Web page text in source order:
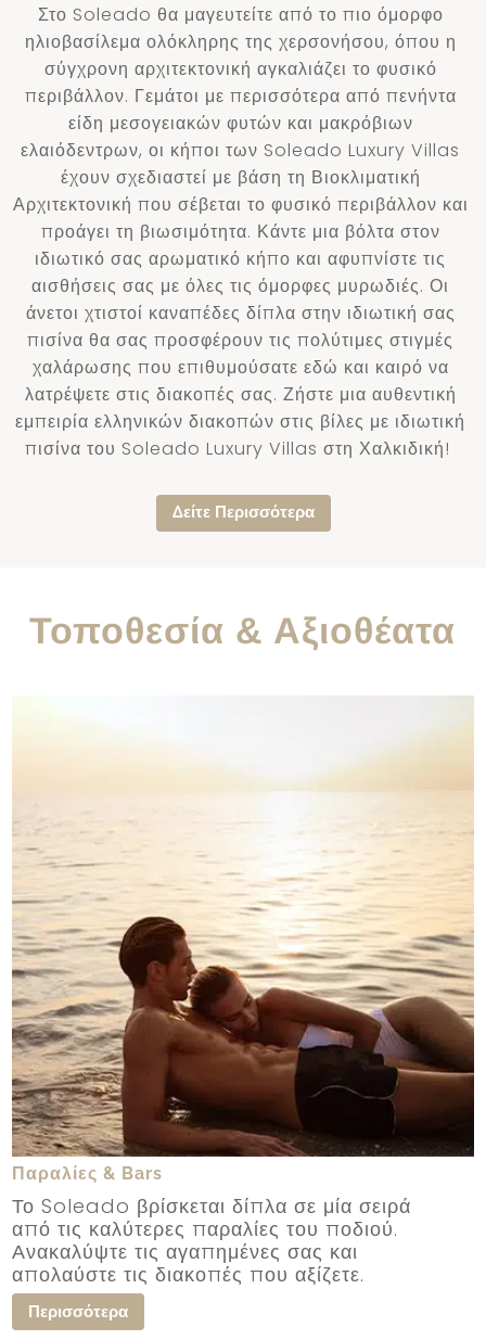
Στο Soleado θα μαγευτείτε από το πιο όμορφο
ηλιοβασίλεμα ολόκληρης της χερσονήσου, όπου η
σύγχρονη αρχιτεκτονική αγκαλιάζει το φυσικό
περιβάλλον. Γεμάτοι με περισσότερα από πενήντα
είδη μεσογειακών φυτών και μακρόβιων
ελαιόδεντρων, οι κήποι των Soleado Luxury Villas
έχουν σχεδιαστεί με βάση τη Βιοκλιματική
Αρχιτεκτονική που σέβεται το φυσικό περιβάλλον και
προάγει τη βιωσιμότητα. Κάντε μια βόλτα στον
ιδιωτικό σας αρωματικό κήπο και αφυπνίστε τις
αισθήσεις σας με όλες τις όμορφες μυρωδιές. Οι
άνετοι χτιστοί καναπέδες δίπλα στην ιδιωτική σας
πισίνα θα σας προσφέρουν τις πολύτιμες στιγμές
χαλάρωσης που επιθυμούσατε εδώ και καιρό να
λατρέψετε στις διακοπές σας. Ζήστε μια αυθεντική
εμπειρία ελληνικών διακοπών στις βίλες με ιδιωτική
πισίνα του Soleado Luxury Villas στη Χαλκιδική!
Δείτε Περισσότερα
Τοποθεσία & Αξιοθέατα
Παραλίες & Bars
Το Soleado βρίσκεται δίπλα σε μία σειρά
από τις καλύτερες παραλίες του ποδιού.
Ανακαλύψτε τις αγαπημένες σας και
απολαύστε τις διακοπές που αξίζετε.
Περισσότερα